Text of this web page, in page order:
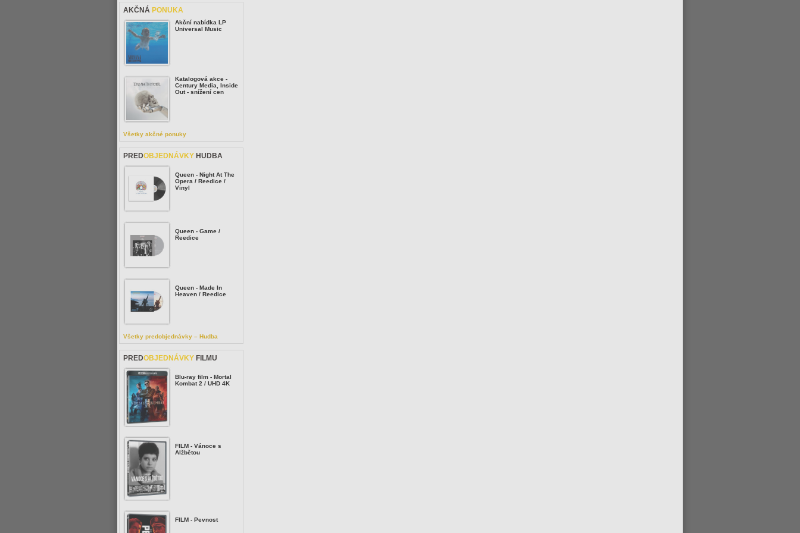
AKČNÁ PONUKA
Akční nabídka LP
Universal Music
Katalogová akce -
Century Media, Inside
Out - snížení cen
Všetky akčné ponuky
PREDOBJEDNÁVKY HUDBA
Queen - Night At The
Opera / Reedice /
Vinyl
Queen - Game /
Reedice
Queen - Made In
Heaven / Reedice
Všetky predobjednávky – Hudba
PREDOBJEDNÁVKY FILMU
Blu-ray film - Mortal
Kombat 2 / UHD 4K
FILM - Vánoce s
Alžbětou
FILM - Pevnost